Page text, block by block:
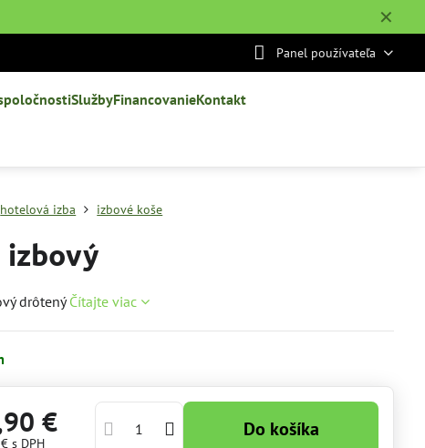
✕
Panel používateľa
SlužbyFinancovanieKontakt
hotelová izba izbové koše
izbový
drôtenýČítajte viac
€
€s DPH
Do košíka